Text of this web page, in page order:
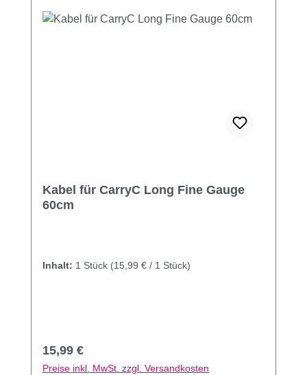
Kabel für CarryC Long Fine Gauge
60cm
Inhalt: 1 Stück (15,99 € / 1 Stück)
Regulärer Preis:
15,99 €
Preise inkl. MwSt. zzgl. Versandkosten